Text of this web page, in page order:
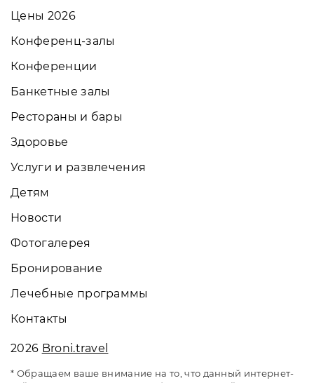
Цены 2026
Конференц-залы
Конференции
Банкетные залы
Рестораны и бары
Здоровье
Услуги и развлечения
Детям
Новости
Фотогалерея
Бронирование
Лечебные программы
Контакты
2026 Broni.travel
* Обращаем ваше внимание на то, что данный интернет-